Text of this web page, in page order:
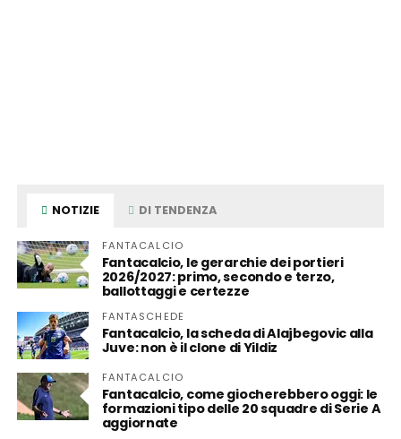
NOTIZIE DI TENDENZA
FANTACALCIO
Fantacalcio, le gerarchie dei portieri
2026/2027: primo, secondo e terzo,
ballottaggi e certezze
FANTASCHEDE
Fantacalcio, la scheda di Alajbegovic alla
Juve: non è il clone di Yildiz
FANTACALCIO
Fantacalcio, come giocherebbero oggi: le
formazioni tipo delle 20 squadre di Serie A
aggiornate